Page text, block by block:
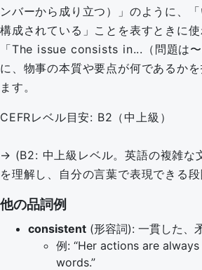
ンバーから成り立つ）」のように、
構成されている」ことを表すときに
「The issue consists in...（問題は
に、物事の本質や要点が何であるか
ます。
CEFRレベル目安: B2（中上級）
→ (B2: 中上級レベル。英語の複雑な
を理解し、自分の言葉で表現できる
他の品詞例
consistent (形容詞): 一貫した、
例: “Her actions are
words.”